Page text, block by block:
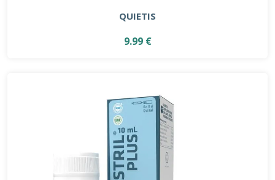
QUIETIS
9.99 €